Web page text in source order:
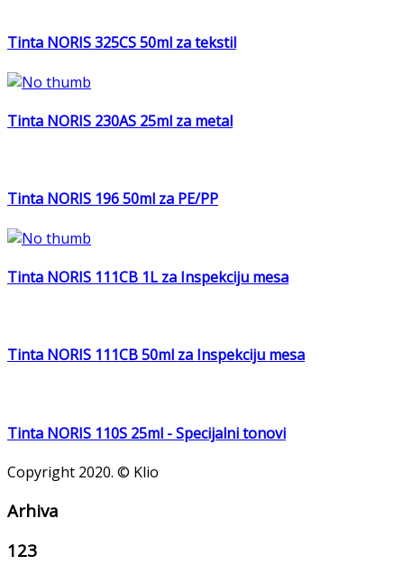
Tinta NORIS 325CS 50ml za tekstil
Tinta NORIS 230AS 25ml za metal
Tinta NORIS 196 50ml za PE/PP
Tinta NORIS 111CB 1L za Inspekciju mesa
Tinta NORIS 111CB 50ml za Inspekciju mesa
Tinta NORIS 110S 25ml - Specijalni tonovi
Copyright 2020. © Klio
Arhiva
123